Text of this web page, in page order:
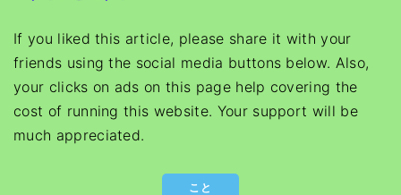
If you liked this article, please share it with your
friends using the social media buttons below. Also,
your clicks on ads on this page help covering the
cost of running this website. Your support will be
much appreciated.
こと